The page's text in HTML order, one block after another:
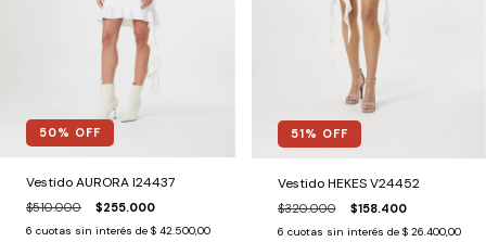
50% OFF
Vestido AURORA I24437
$510.000 $255.000
6 cuotas sin interés de $ 42.500,00
51% OFF
Vestido HEKES V24452
$320.000 $158.400
6 cuotas sin interés de $ 26.400,00